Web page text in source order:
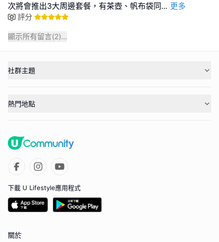
次將會推出3大周邊套餐，有茶壺、帆布袋同... 更多
評分
顯示所有留言(2)...
社群主題
熱門地點
下載 U Lifestyle應用程式
關於